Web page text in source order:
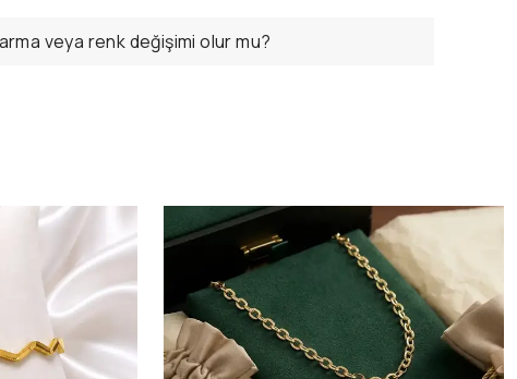
veya renk değişimi olur mu?